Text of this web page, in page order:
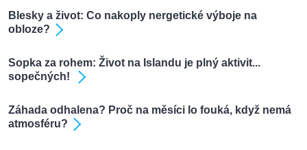
Blesky a život: Co nakoply nergetické výboje na
obloze?
Sopka za rohem: Život na Islandu je plný aktivit...
sopečných!
Záhada odhalena? Proč na měsíci Io fouká, když nemá
atmosféru?